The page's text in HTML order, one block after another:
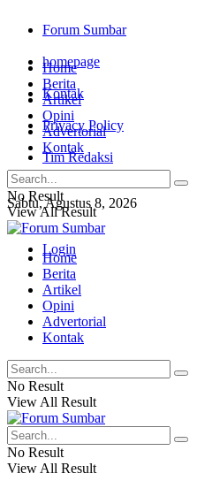
Forum Sumbar
homepage
Kontak
Privacy Policy
Tim Redaksi
Sabtu, Agustus 8, 2026
Login
Home
Berita
Artikel
Opini
Advertorial
Kontak
No Result
View All Result
Home
Berita
Artikel
Opini
Advertorial
Kontak
No Result
View All Result
No Result
View All Result